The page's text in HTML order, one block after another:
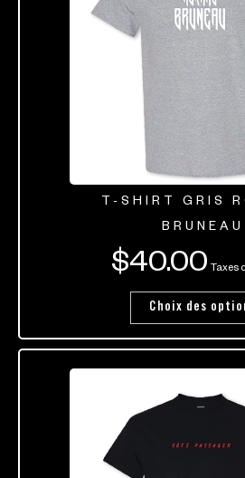
T-SHIRT GRIS
BRUNEAU
$40.00 Taxes
Choix des